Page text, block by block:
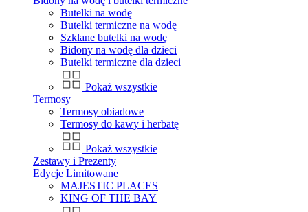
Butelki na wodę
Butelki termiczne na wodę
Szklane butelki na wodę
Bidony na wodę dla dzieci
Butelki termiczne dla dzieci
Pokaż wszystkie
Termosy
Termosy obiadowe
Termosy do kawy i herbatę
Pokaż wszystkie
Zestawy i Prezenty
Edycje Limitowane
MAJESTIC PLACES
KING OF THE BAY